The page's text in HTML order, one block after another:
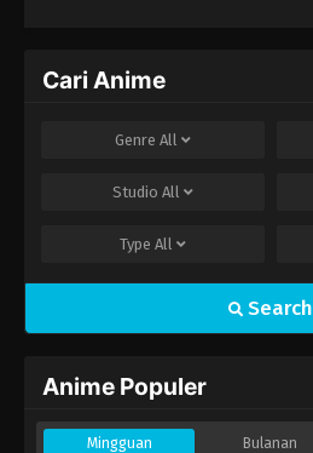
Cari Anime
Genre All
Studio All
Type All
Search
Anime Populer
Mingguan Bulanan